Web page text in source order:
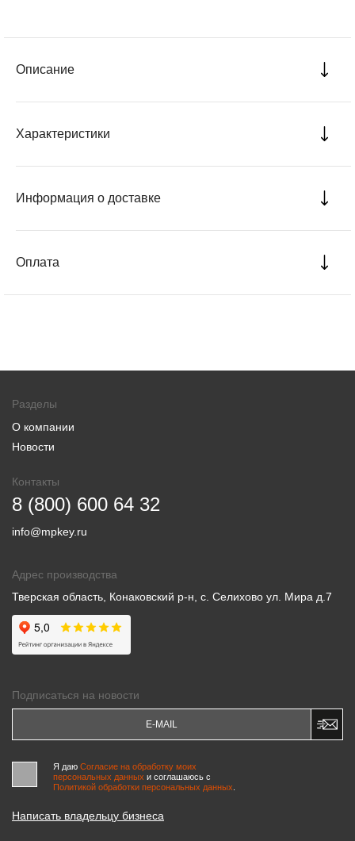
Описание
Характеристики
Информация о доставке
Оплата
Разделы
О компании
Новости
Контакты
8 (800) 600 64 32
info@mpkey.ru
Адрес производства
Тверская область, Конаковский р-н, с. Селихово ул. Мира д.7
Подписаться на новости
Я даю Согласие на обработку моих
персональных данных и соглашаюсь c
Политикой обработки персональных данных
Написать владельцу бизнеса